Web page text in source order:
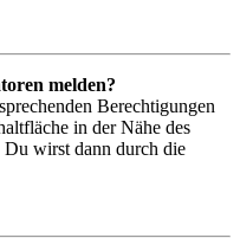
melden?
Berechtigungen
in der Nähe des
Du wirst dann durch die